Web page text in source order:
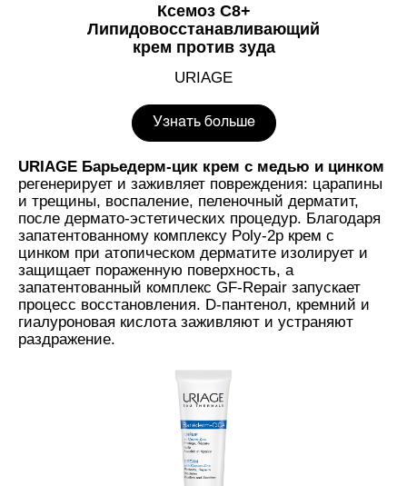
Ксемоз С8+
Липидовосстанавливающий
крем против зуда
URIAGE
Узнать больше
URIAGE Барьедерм-цик крем с медью и цинком
регенерирует и заживляет повреждения: царапины
и трещины, воспаление, пеленочный дерматит,
после дермато-эстетических процедур. Благодаря
запатентованному комплексу Poly-2p крем с
цинком при атопическом дерматите изолирует и
защищает пораженную поверхность, а
запатентованный комплекс GF-Repair запускает
процесс восстановления. D-пантенол, кремний и
гиалуроновая кислота заживляют и устраняют
раздражение.